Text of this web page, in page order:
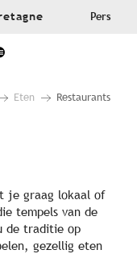
Pers
Eten Restaurants
aux
je graag lokaal of
tempels van de
de traditie op
gezellig eten